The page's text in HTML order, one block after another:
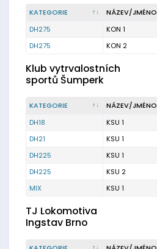
KATEGORIE
NÁZEV/JMÉNO
DH275
KON 1
DH275
KON 2
Klub vytrvalostních
sportů Šumperk
KATEGORIE
NÁZEV/JMÉNO
DH18
KSU 1
DH21
KSU 1
DH225
KSU 1
DH225
KSU 2
MIX
KSU 1
TJ Lokomotiva
Ingstav Brno